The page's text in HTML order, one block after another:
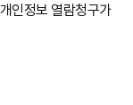
인정보 열람청구가